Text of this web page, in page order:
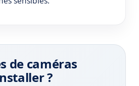
de caméras
?